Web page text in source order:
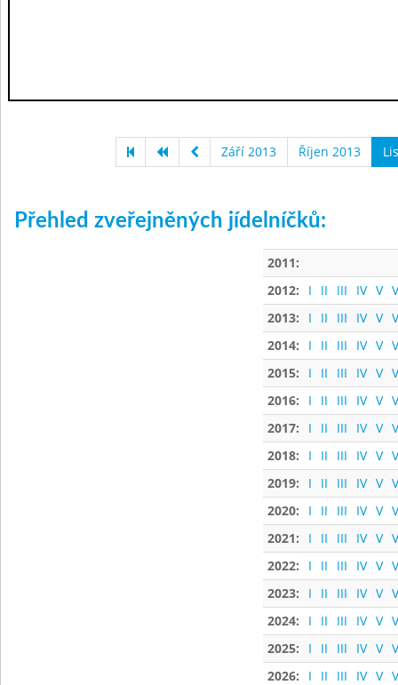
Září 2013 Říjen 2013
Přehled zveřejněných jídelníčků:
2011:
2012:
I II III IV V
2013:
I II III IV V
2014:
I II III IV V
2015:
I II III IV V
2016:
I II III IV V
2017:
I II III IV V
2018:
I II III IV V
2019:
I II III IV V
2020:
I II III IV V
2021:
I II III IV V
2022:
I II III IV V
2023:
I II III IV V
2024:
I II III IV V
2025:
I II III IV V
2026:
I II III IV V